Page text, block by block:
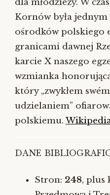
dla młodzieży. W
Kornów była jednym
ośrodków polskiego
granicami dawnej
karcie X naszego
wzmianka
który „zwykłem
udzielaniem”
polskiemu. Wikipedia
DANE
Stron: 248, plus